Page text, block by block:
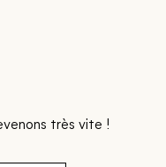
très vite !